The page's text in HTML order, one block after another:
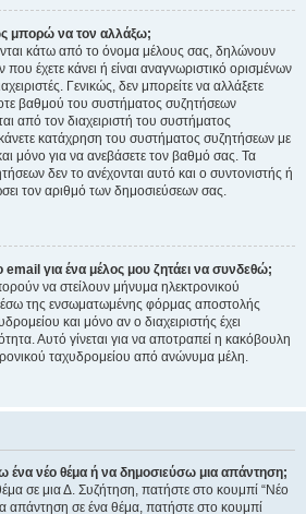
μπορώ να τον αλλάξω;
κάτω από το όνομα μέλους σας, δηλώνουν
έχετε κάνει ή είναι αναγνωριστικό ορισμένων
Γενικώς, δεν μπορείτε να αλλάξετε
βαθμού του συστήματος συζητήσεων
από τον διαχειριστή του συστήματος
κατάχρηση του συστήματος συζητήσεων με
μόνο για να ανεβάσετε τον βαθμό σας. Τα
δεν το ανέχονται αυτό και ο συντονιστής ή
τον αριθμό των δημοσιεύσεων σας.
για ένα μέλος μου ζητάει να συνδεθώ;
να στείλουν μήνυμα ηλεκτρονικού
της ενσωματωμένης φόρμας αποστολής
και μόνο αν ο διαχειριστής έχει
Αυτό γίνεται για να αποτραπεί η κακόβουλη
ταχυδρομείου από ανώνυμα μέλη.
νέο θέμα ή να δημοσιεύσω μια απάντηση;
σε μια Δ. Συζήτηση, πατήστε στο κουμπί “Νέο
απάντηση σε ένα θέμα, πατήστε στο κουμπί